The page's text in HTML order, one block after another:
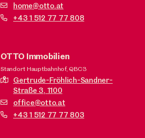
home@otto.at
+43 1 512 77 77 808
OTTO Immobilien
Standort Hauptbahnhof, QBC3
Gertrude-Fröhlich-Sandner-
Straße 3, 1100
office@otto.at
+43 1 512 77 77 803